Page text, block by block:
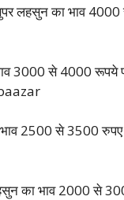
लहसुन का भाव
3000 से 4000 रूपये
2500 से 3500
का भाव 2000 से